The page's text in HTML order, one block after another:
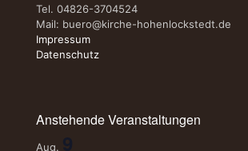
Tel. 04826-3704524
Mail: buero@kirche-hohenlockstedt.de
Impressum
Datenschutz
Anstehende Veranstaltungen
Aug. 9